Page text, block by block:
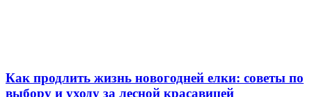
Как продлить жизнь новогодней елки: советы по
выбору и уходу за лесной красавицей